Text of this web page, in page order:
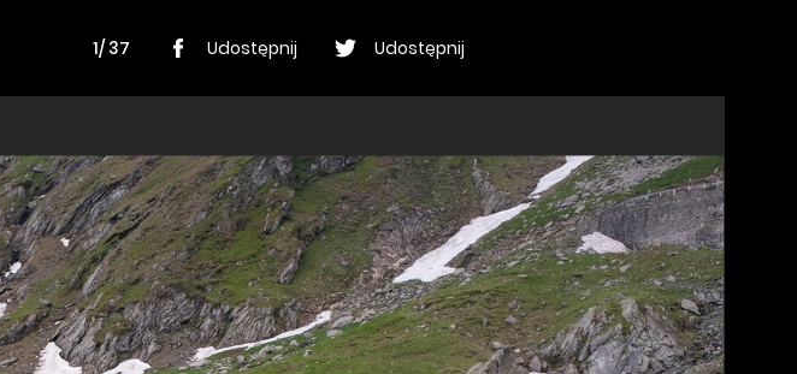
1/ 37 Udostępnij Udostępnij